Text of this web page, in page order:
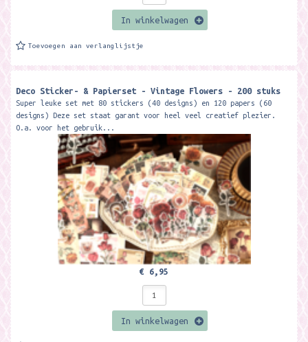
In winkelwagen
Toevoegen aan verlanglijstje
Deco Sticker- & Papierset - Vintage Flowers - 200 stuks
Super leuke set met 80 stickers (40 designs) en 120 papers (60
designs) Deze set staat garant voor heel veel creatief plezier.
O.a. voor het gebruik...
€ 6,95
In winkelwagen